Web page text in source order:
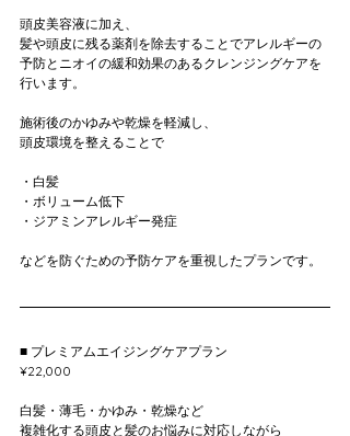
頭皮美容液に加え、
髪や頭皮に残る薬剤を除去することでアレルギーの
予防とニオイの緩和効果のあるクレンジングケアを
行います。
施術後のかゆみや乾燥を軽減し、
頭皮環境を整えることで
・白髪
・ボリューム低下
・ジアミンアレルギー発症
などを防ぐための予防ケアを重視したプランです。
■ プレミアムエイジングケアプラン
¥22,000
白髪・薄毛・かゆみ・乾燥など
複雑化する頭皮と髪のお悩みに対応しながら